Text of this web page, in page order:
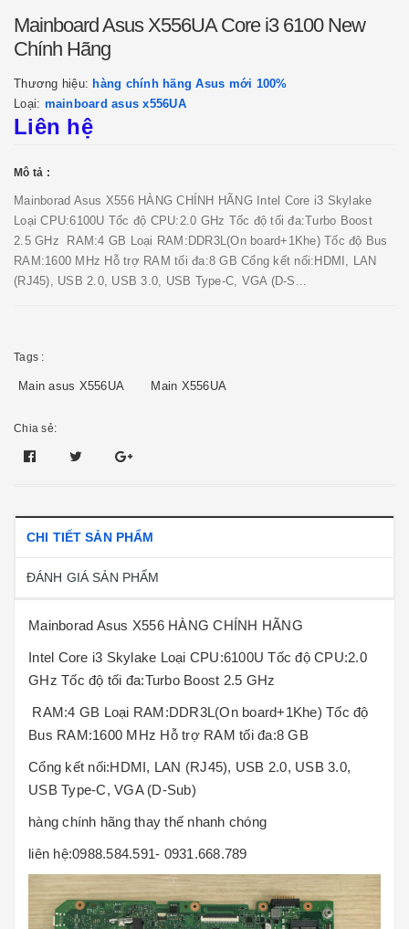
Mainboard Asus X556UA Core i3 6100 New
Chính Hãng
Thương hiệu: hàng chính hãng Asus mới 100%
Loại: mainboard asus x556UA
Liên hệ
Mô tả :
Mainborad Asus X556 HÀNG CHÍNH HÃNG Intel Core i3 Skylake
Loại CPU:6100U Tốc độ CPU:2.0 GHz Tốc độ tối đa:Turbo Boost
2.5 GHz RAM:4 GB Loại RAM:DDR3L(On board+1Khe) Tốc độ Bus
RAM:1600 MHz Hỗ trợ RAM tối đa:8 GB Cổng kết nối:HDMI, LAN
(RJ45), USB 2.0, USB 3.0, USB Type-C, VGA (D-S...
Tags :
Main asus X556UA Main X556UA
Chia sẻ:
CHI TIẾT SẢN PHẨM
ĐÁNH GIÁ SẢN PHẨM
Mainborad Asus X556 HÀNG CHÍNH HÃNG
Intel Core i3 Skylake Loại CPU:6100U Tốc độ CPU:2.0
GHz Tốc độ tối đa:Turbo Boost 2.5 GHz
RAM:4 GB Loại RAM:DDR3L(On board+1Khe) Tốc độ
Bus RAM:1600 MHz Hỗ trợ RAM tối đa:8 GB
Cổng kết nối:HDMI, LAN (RJ45), USB 2.0, USB 3.0,
USB Type-C, VGA (D-Sub)
hàng chính hãng thay thế nhanh chóng
liên hệ:0988.584.591- 0931.668.789